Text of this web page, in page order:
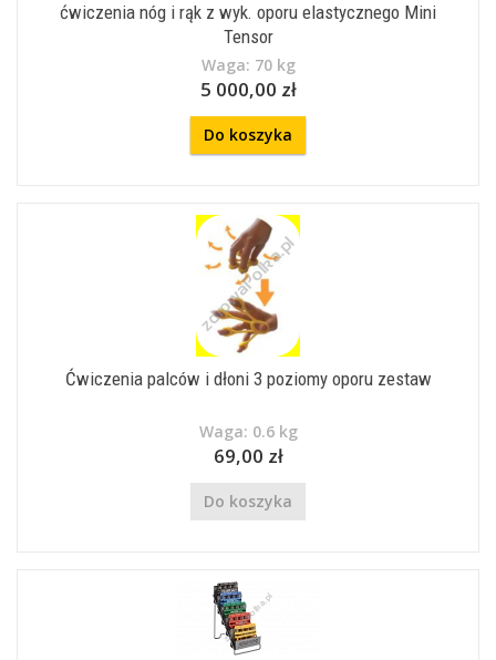
ćwiczenia nóg i rąk z wyk. oporu elastycznego Mini
Tensor
Waga: 70 kg
5 000,00 zł
Do koszyka
Ćwiczenia palców i dłoni 3 poziomy oporu zestaw
Waga: 0.6 kg
69,00 zł
Do koszyka